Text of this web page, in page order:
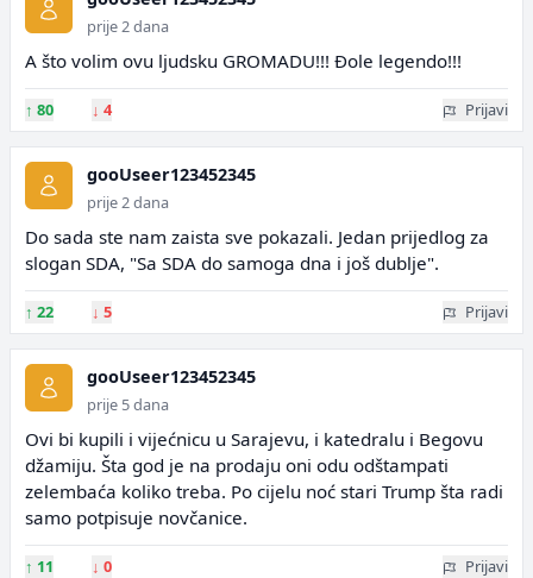
prije 2 dana
A što volim ovu ljudsku GROMADU!!! Đole legendo!!!
↑ 80 ↓ 4 Prijavi
gooUseer123452345
prije 2 dana
Do sada ste nam zaista sve pokazali. Jedan prijedlog za
slogan SDA, "Sa SDA do samoga dna i još dublje".
↑ 22 ↓ 5 Prijavi
gooUseer123452345
prije 5 dana
Ovi bi kupili i vijećnicu u Sarajevu, i katedralu i Begovu
džamiju. Šta god je na prodaju oni odu odštampati
zelembaća koliko treba. Po cijelu noć stari Trump šta radi
samo potpisuje novčanice.
↑ 11 ↓ 0 Prijavi